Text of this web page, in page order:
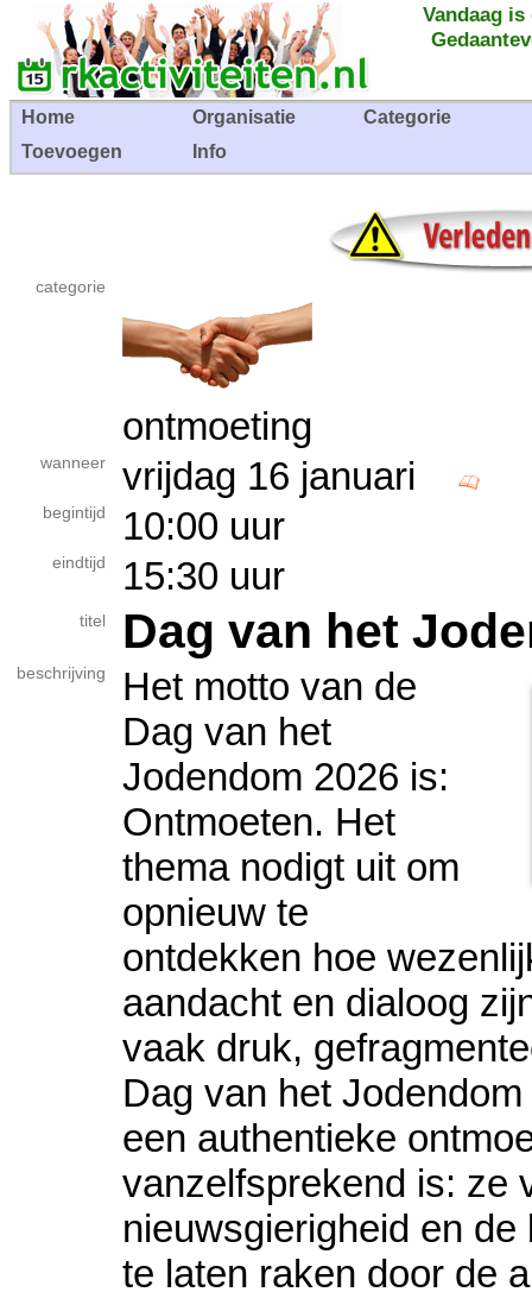
Vandaag
Home Organisatie
Categorie
Toevoegen
Info
categorie
ontmoeting
wanneer vrijdag 16 januari
begintijd 10:00 uur
eindtijd 15:30 uur
titel Dag van het
beschrijving
Het motto van de
Dag van het
Jodendom 2026 is:
Ontmoeten. Het
thema nodigt uit om
opnieuw te
ontdekken hoe
aandacht en dialoog
vaak druk,
Dag van het
een authentieke
vanzelfsprekend is: ze
nieuwsgierigheid en
te laten raken door de